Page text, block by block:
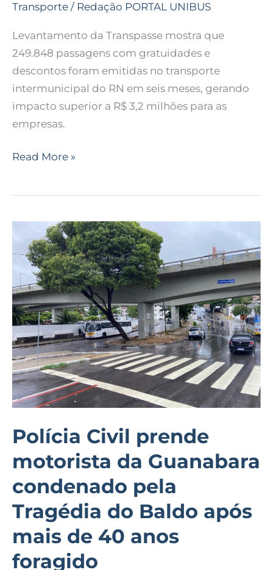
Transporte / Redação PORTAL UNIBUS
Levantamento da Transpasse mostra que
249.848 passagens com gratuidades e
descontos foram emitidas no transporte
intermunicipal do RN em seis meses, gerando
impacto superior a R$ 3,2 milhões para as
empresas.
Read More »
Polícia Civil prende
motorista da Guanabara
condenado pela
Tragédia do Baldo após
mais de 40 anos
foragido
Polícia
Civil
prende
motorista
da
Guanabara
condenado
pela
Tragédia
do
Baldo
mais
de
anos
foragido